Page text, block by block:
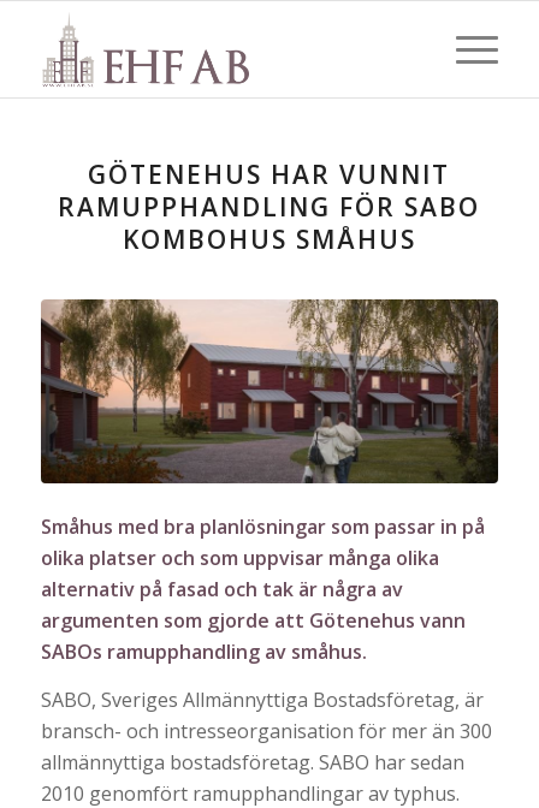
GÖTENEHUS HAR VUNNIT
RAMUPPHANDLING FÖR SABO
KOMBOHUS SMÅHUS
Småhus med bra planlösningar som passar in på
olika platser och som uppvisar många olika
alternativ på fasad och tak är några av
argumenten som gjorde att Götenehus vann
SABOs ramupphandling av småhus.
SABO, Sveriges Allmännyttiga Bostadsföretag, är
bransch- och intresseorganisation för mer än 300
allmännyttiga bostadsföretag. SABO har sedan
2010 genomfört ramupphandlingar av typhus.